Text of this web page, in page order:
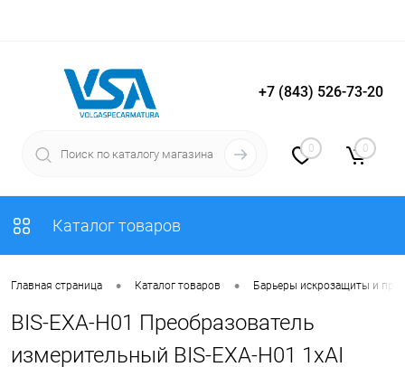
Вход Регистрация
+7 (843) 526-73-20
0 0
Каталог товаров
Главная страница • Каталог товаров • Барьеры искрозащиты и
BIS-EXA-H01 Преобразователь
измерительный BIS-EXA-H01 1хAI